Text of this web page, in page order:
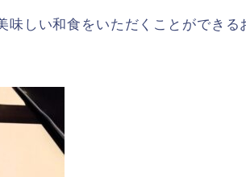
味しい和食をいただくことができる